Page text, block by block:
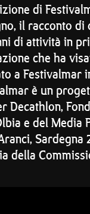
di
il racconto
di attività in
che ha
a Festivalmar
è un
e del Media
Sardegna
della